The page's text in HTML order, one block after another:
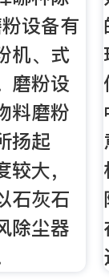
设备有
机、式
磨粉设
料磨粉
扬起
大，
石灰石
除尘器